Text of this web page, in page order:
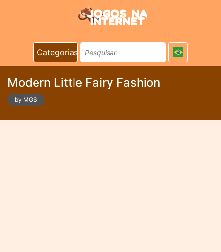
Categorias
Modern Little Fairy Fashion
by MGS